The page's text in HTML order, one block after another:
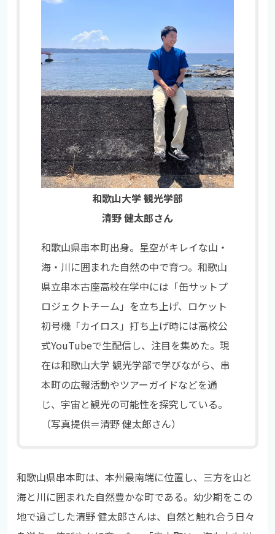
和歌山大学 観光学部
清野 健太郎さん
和歌山県串本町出身。星空がキレイな山・
海・川に囲まれた自然の中で育つ。和歌山
県立串本古座高校在学中には「缶サットプ
ロジェクトチーム」を立ち上げ、ロケット
初号機「カイロス」打ち上げ時には高校公
式YouTubeで生配信し、注目を集めた。現
在は和歌山大学 観光学部で学びながら、串
本町の広報活動やツアーガイドなどを通
じ、宇宙と観光の可能性を探究している。
（写真提供＝清野 健太郎さん）
和歌山県串本町は、本州最南端に位置し、三方を山と
海と川に囲まれた自然豊かな町である。幼少期をこの
地で過ごした清野 健太郎さんは、自然と触れ合う日々